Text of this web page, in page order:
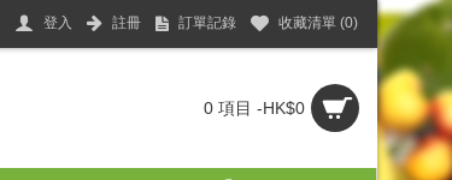
登入 註冊 訂單記錄 收藏清單 (0)
0 項目 -HK$0